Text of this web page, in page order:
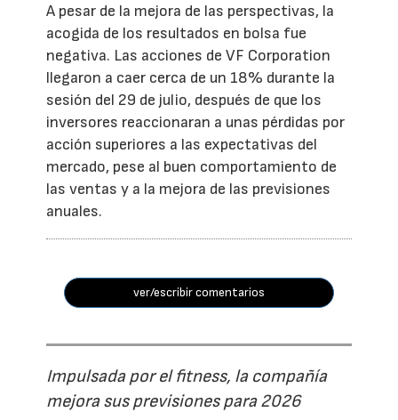
A pesar de la mejora de las perspectivas, la
acogida de los resultados en bolsa fue
negativa. Las acciones de VF Corporation
llegaron a caer cerca de un 18% durante la
sesión del 29 de julio, después de que los
inversores reaccionaran a unas pérdidas por
acción superiores a las expectativas del
mercado, pese al buen comportamiento de
las ventas y a la mejora de las previsiones
anuales.
ver/escribir comentarios
Impulsada por el fitness, la compañía
mejora sus previsiones para 2026